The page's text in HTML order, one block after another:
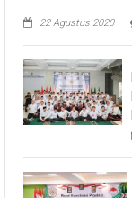
22 Agustus 2020